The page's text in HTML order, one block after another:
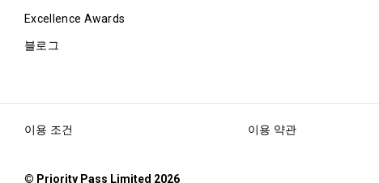
Excellence Awards
블로그
이용 조건 이용 약관
© Priority Pass Limited 2026